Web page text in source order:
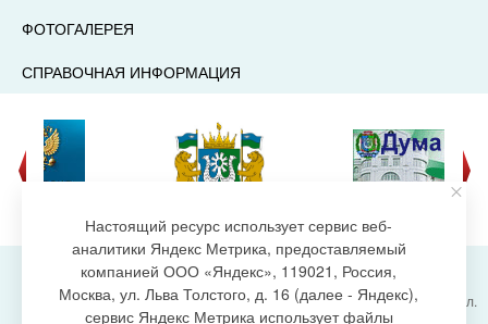
ФОТОГАЛЕРЕЯ
СПРАВОЧНАЯ ИНФОРМАЦИЯ
Администрация городского поселения Излучинск, ул.
Энергетиков, 6, пгт. Излучинск, Нижневартовский
Настоящий ресурс использует сервис веб-
аналитики Яндекс Метрика, предоставляемый
компанией ООО «Яндекс», 119021, Россия,
Москва, ул. Льва Толстого, д. 16 (далее - Яндекс),
сервис Яндекс Метрика использует файлы